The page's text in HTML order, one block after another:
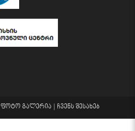
ფოტო გალერია ჩვენს შესახებ